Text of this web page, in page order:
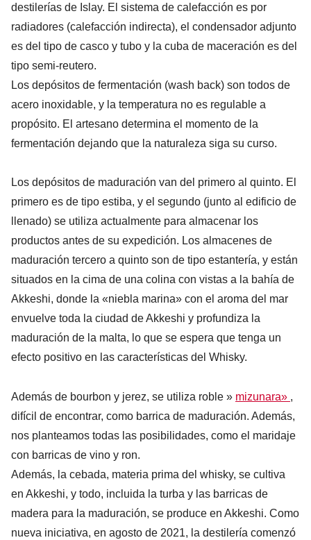
destilerías de Islay. El sistema de calefacción es por
radiadores (calefacción indirecta), el condensador adjunto
es del tipo de casco y tubo y la cuba de maceración es del
tipo semi-reutero.
Los depósitos de fermentación (wash back) son todos de
acero inoxidable, y la temperatura no es regulable a
propósito. El artesano determina el momento de la
fermentación dejando que la naturaleza siga su curso.
Los depósitos de maduración van del primero al quinto. El
primero es de tipo estiba, y el segundo (junto al edificio de
llenado) se utiliza actualmente para almacenar los
productos antes de su expedición. Los almacenes de
maduración tercero a quinto son de tipo estantería, y están
situados en la cima de una colina con vistas a la bahía de
Akkeshi, donde la «niebla marina» con el aroma del mar
envuelve toda la ciudad de Akkeshi y profundiza la
maduración de la malta, lo que se espera que tenga un
efecto positivo en las características del Whisky.
Además de bourbon y jerez, se utiliza roble » mizunara» ,
difícil de encontrar, como barrica de maduración. Además,
nos planteamos todas las posibilidades, como el maridaje
con barricas de vino y ron.
Además, la cebada, materia prima del whisky, se cultiva
en Akkeshi, y todo, incluida la turba y las barricas de
madera para la maduración, se produce en Akkeshi. Como
nueva iniciativa, en agosto de 2021, la destilería comenzó